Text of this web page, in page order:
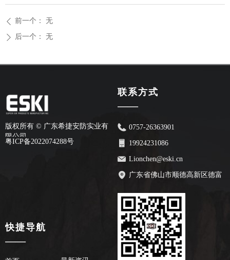
ꄴ 前一个： 无
ꄲ 后一个： 无
版权所有 © 广东希捷安防实业有
限公司
粤ICP备2022074288号
联系方式
——
0757-26363901
19924231086
Lionchen@eski.cn
广东省佛山市顺德高新区德富
快捷导航
——